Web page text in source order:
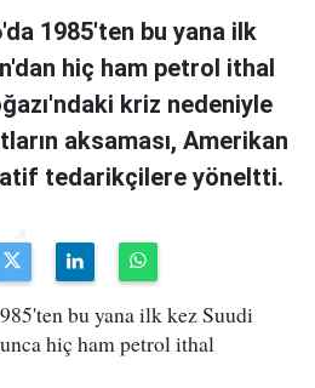
1985'ten bu yana ilk
hiç ham petrol ithal
kriz nedeniyle
aksaması, Amerikan
tedarikçilere yöneltti.
bu yana ilk kez Suudi
hiç ham petrol ithal